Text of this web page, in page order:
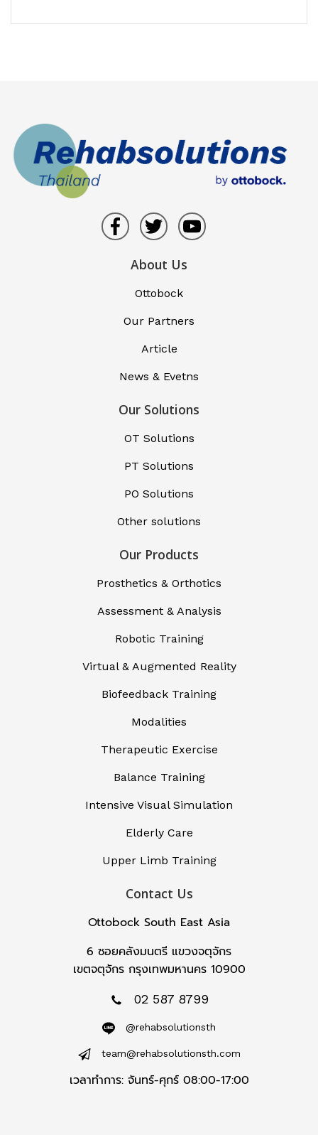
About Us
Ottobock
Our Partners
Article
News & Evetns
Our Solutions
OT Solutions
PT Solutions
PO Solutions
Other solutions
Our Products
Prosthetics & Orthotics
Assessment & Analysis
Robotic Training
Virtual & Augmented Reality
Biofeedback Training
Modalities
Therapeutic Exercise
Balance Training
Intensive Visual Simulation
Elderly Care
Upper Limb Training
Contact Us
Ottobock South East Asia
6 ซอยคลังมนตรี แขวงจตุจักร
เขตจตุจักร กรุงเทพมหานคร 10900
02 587 8799
@rehabsolutionsth
team@rehabsolutionsth.com
เวลาทำการ: จันทร์-ศุกร์ 08:00-17:00